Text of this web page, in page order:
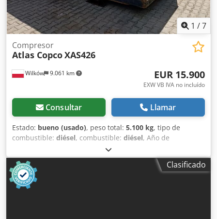
1 /7
Wilków 9.061 km
Compresor
Atlas CopcoXAS426
EUR 15.900
EXW VB IVA no incluído
Consultar Llamar
Estado: bueno (usado), peso total: 5.100 kg, tipo de
combustible: diésel, combustible: diésel, Año de
, FABRICACIÓN - ATLASCOPCO TIPO -
XAS426 S/N - YA3-062854-50542371 AÑO - 2005 POTENCIA
(kW) - 166 BOMBA (m3/min) - 25 Cedpfet Srw Asx Ai Iorf CIS
(bar) - 7
Clasificado